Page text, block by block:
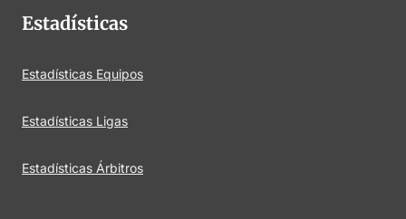
Estadísticas
Estadísticas Equipos
Estadísticas Ligas
Estadísticas Árbitros